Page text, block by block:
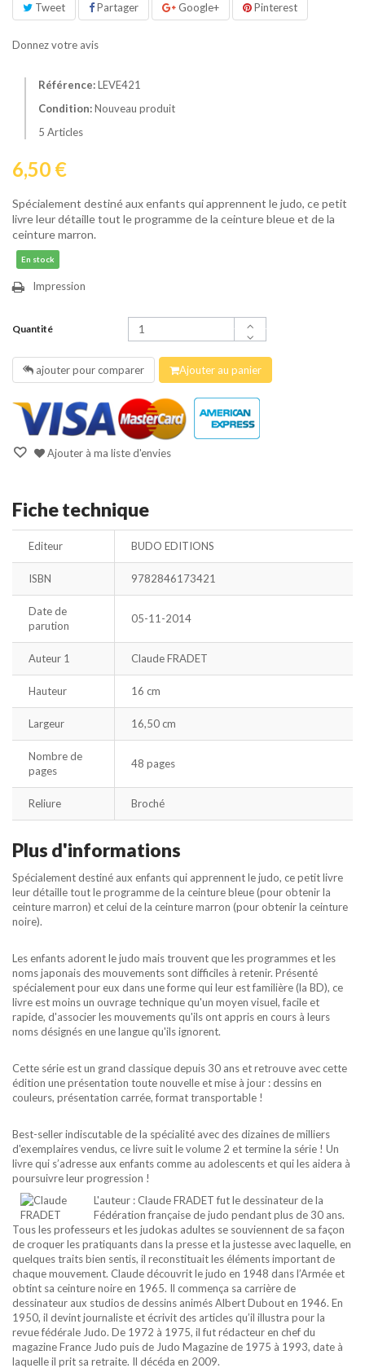
Tweet Partager Google+ Pinterest
Donnez votre avis
Référence:LEVE421
Condition:Nouveau produit
5 Articles
6,50 €
Spécialement destiné aux enfants qui apprennent le judo, ce petit
livre leur détaille tout le programme de la ceinture bleue et de la
ceinture marron.
En stock
Impression
Quantité
ajouter pour comparer Ajouter au panier
Ajouter à ma liste d'envies
Fiche technique
Editeur BUDO EDITIONS
ISBN 9782846173421
Date de
parution
05-11-2014
Auteur 1 Claude FRADET
Hauteur 16 cm
Largeur 16,50 cm
Nombre de
pages
48 pages
Reliure Broché
Plus d'informations
Spécialement destiné aux enfants qui apprennent le judo, ce petit livre
leur détaille tout le programme de la ceinture bleue (pour obtenir la
ceinture marron) et celui de la ceinture marron (pour obtenir la ceinture
noire).
Les enfants adorent le judo mais trouvent que les programmes et les
noms japonais des mouvements sont difficiles à retenir. Présenté
spécialement pour eux dans une forme qui leur est familière (la BD), ce
livre est moins un ouvrage technique qu'un moyen visuel, facile et
rapide, d'associer les mouvements qu'ils ont appris en cours à leurs
noms désignés en une langue qu'ils ignorent.
Cette série est un grand classique depuis 30 ans et retrouve avec cette
édition une présentation toute nouvelle et mise à jour : dessins en
couleurs, présentation carrée, format transportable !
Best-seller indiscutable de la spécialité avec des dizaines de milliers
d'exemplaires vendus, ce livre suit le volume 2 et termine la série ! Un
livre qui s’adresse aux enfants comme au adolescents et qui les aidera à
poursuivre leur progression !
L'auteur : Claude FRADET fut le dessinateur de la
Fédération française de judo pendant plus de 30 ans.
Tous les professeurs et les judokas adultes se souviennent de sa façon
de croquer les pratiquants dans la presse et la justesse avec laquelle, en
quelques traits bien sentis, il reconstituait les éléments important de
chaque mouvement. Claude découvrit le judo en 1948 dans l’Armée et
obtint sa ceinture noire en 1965. Il commença sa carrière de
dessinateur aux studios de dessins animés Albert Dubout en 1946. En
1950, il devint journaliste et écrivit des articles qu’il illustra pour la
revue fédérale Judo. De 1972 à 1975, il fut rédacteur en chef du
magazine France Judo puis de Judo Magazine de 1975 à 1993, date à
laquelle il prit sa retraite. Il décéda en 2009.